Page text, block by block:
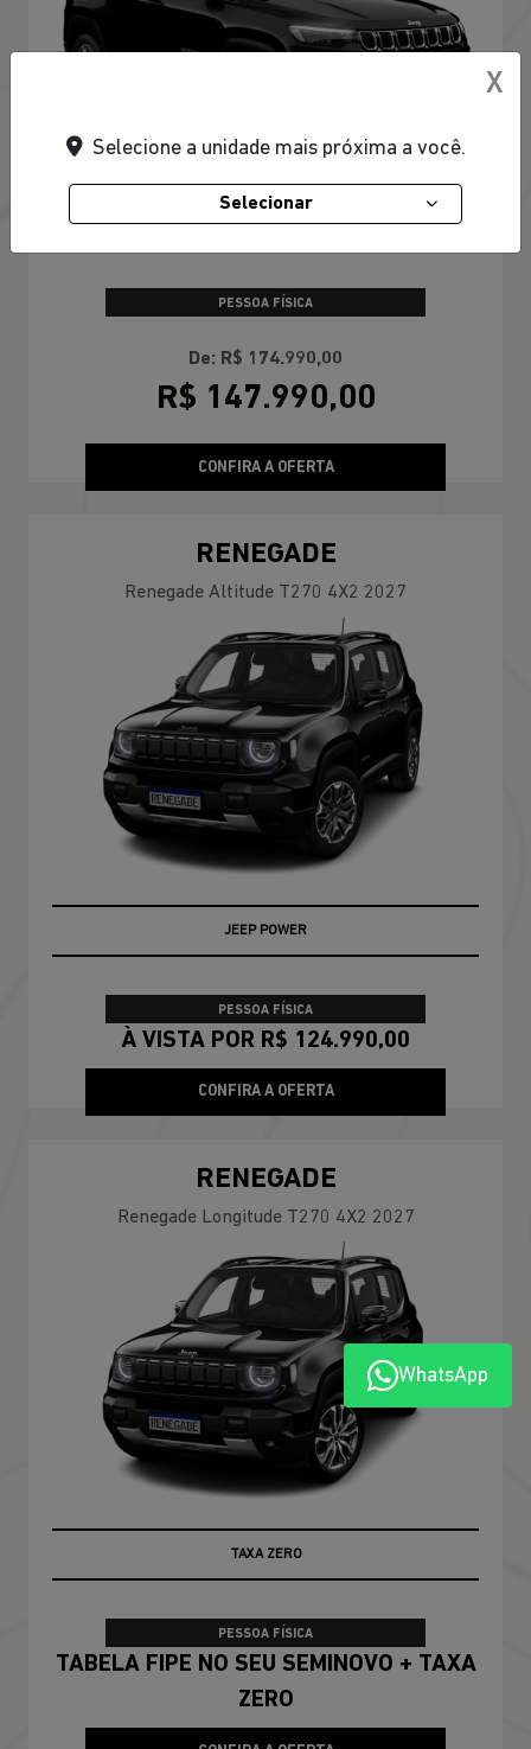
TAXA ZERO EM 24X
PESSOA FÍSICA
De: R$ 174.990,00
R$ 147.990,00
CONFIRA A OFERTA
RENEGADE
Renegade Altitude T270 4X2 2027
JEEP POWER
PESSOA FÍSICA
À VISTA POR R$ 124.990,00
CONFIRA A OFERTA
RENEGADE
Renegade Longitude T270 4X2 2027
TAXA ZERO
PESSOA FÍSICA
TABELA FIPE NO SEU SEMINOVO + TAXA
ZERO
WhatsApp
X
Selecione a unidade mais próxima a você.
Selecionar